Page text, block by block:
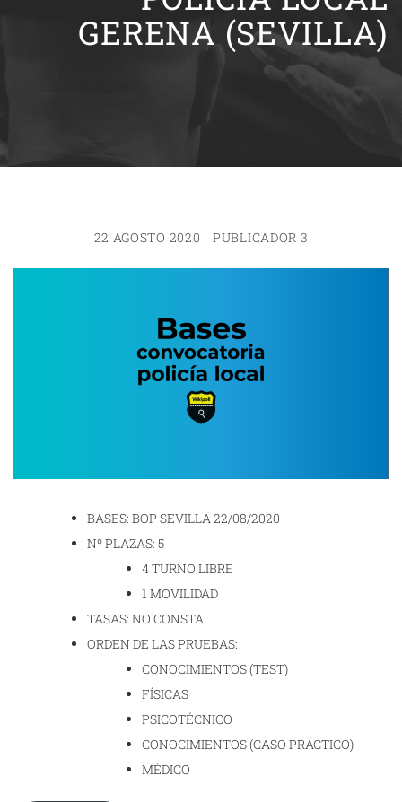
GERENA (SEVILLA)
22 AGOSTO 2020 PUBLICADOR 3
BASES: BOP SEVILLA 22/08/2020
Nº PLAZAS: 5
4 TURNO LIBRE
1 MOVILIDAD
TASAS: NO CONSTA
ORDEN DE LAS PRUEBAS:
CONOCIMIENTOS (TEST)
FÍSICAS
PSICOTÉCNICO
CONOCIMIENTOS (CASO PRÁCTICO)
MÉDICO